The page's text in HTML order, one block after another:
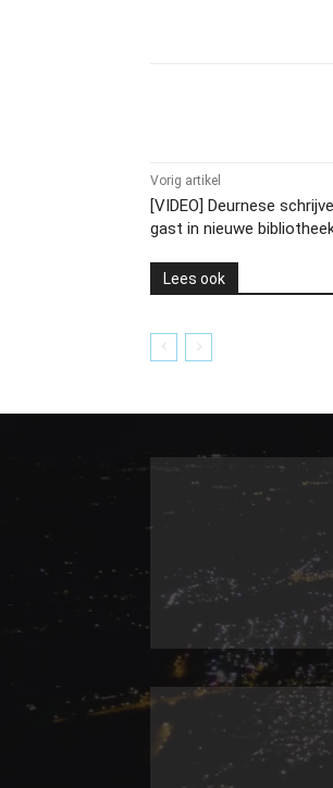
Vorig artikel
[VIDEO] Deurnese
gast in nieuwe
Lees ook